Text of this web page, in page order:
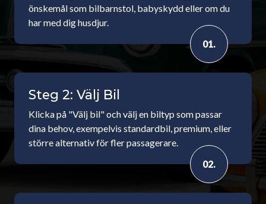
önskemål som bilbarnstol, babyskydd eller om du
har med dig husdjur.
01.
Steg 2: Välj Bil
Klicka på "Välj bil" och välj en biltyp som passar
dina behov, exempelvis standardbil, premium, eller
större alternativ för fler passagerare.
02.